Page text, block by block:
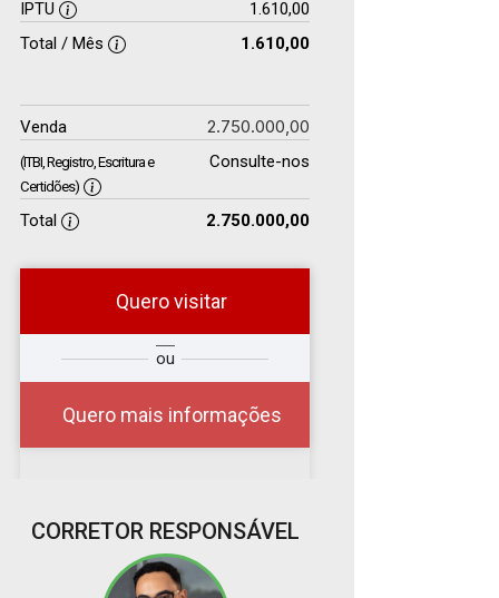
IPTU
1.610,00
Total / Mês
1.610,00
Venda 2.750.000,00
(ITBI, Registro, Escritura e
Certidões)
Consulte-nos
Total 2.750.000,00
Quero visitar
ou
Quero mais informações
Qual o melhor dia e
horário para você?
08
Aug/Sat
08:00
CORRETOR RESPONSÁVEL